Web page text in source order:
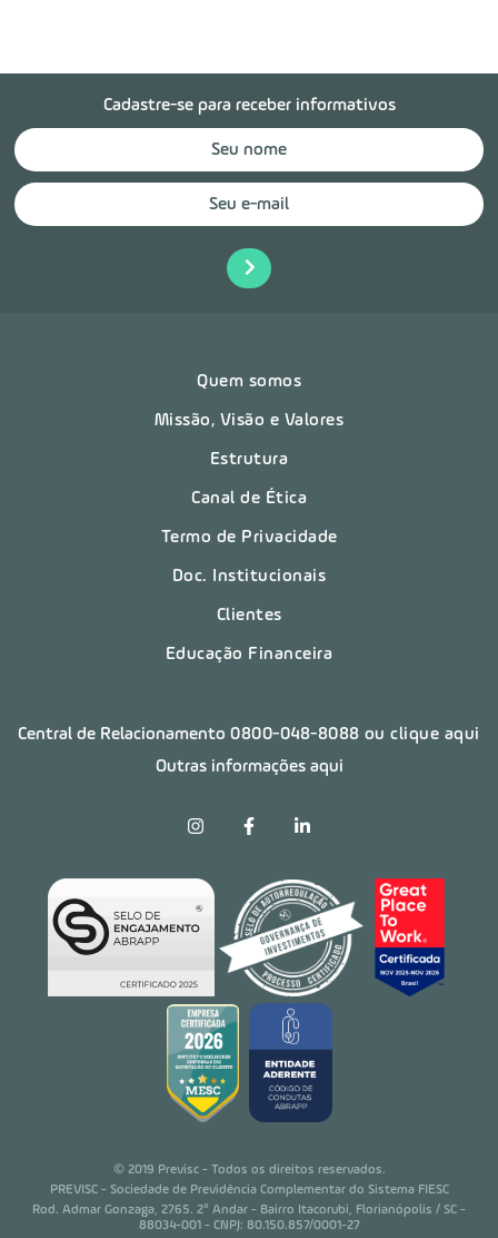
Cadastre-se para receber informativos
Quem somos
Missão, Visão e Valores
Estrutura
Canal de Ética
Termo de Privacidade
Doc. Institucionais
Clientes
Educação Financeira
Central de Relacionamento0800-048-8088 ou clique aqui
Outras informações aqui
© 2019 Previsc - Todos os direitos reservados.
PREVISC - Sociedade de Previdência Complementar do Sistema FIESC
Rod. Admar Gonzaga, 2765. 2° Andar - Bairro Itacorubi, Florianópolis / SC -
88034-001 - CNPJ: 80.150.857/0001-27